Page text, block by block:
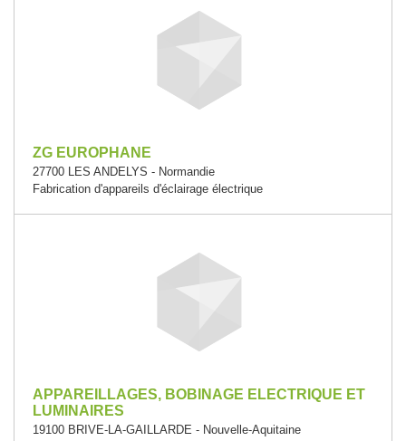
ZG EUROPHANE
27700 LES ANDELYS - Normandie
Fabrication d'appareils d'éclairage électrique
APPAREILLAGES, BOBINAGE ELECTRIQUE ET
LUMINAIRES
19100 BRIVE-LA-GAILLARDE - Nouvelle-Aquitaine